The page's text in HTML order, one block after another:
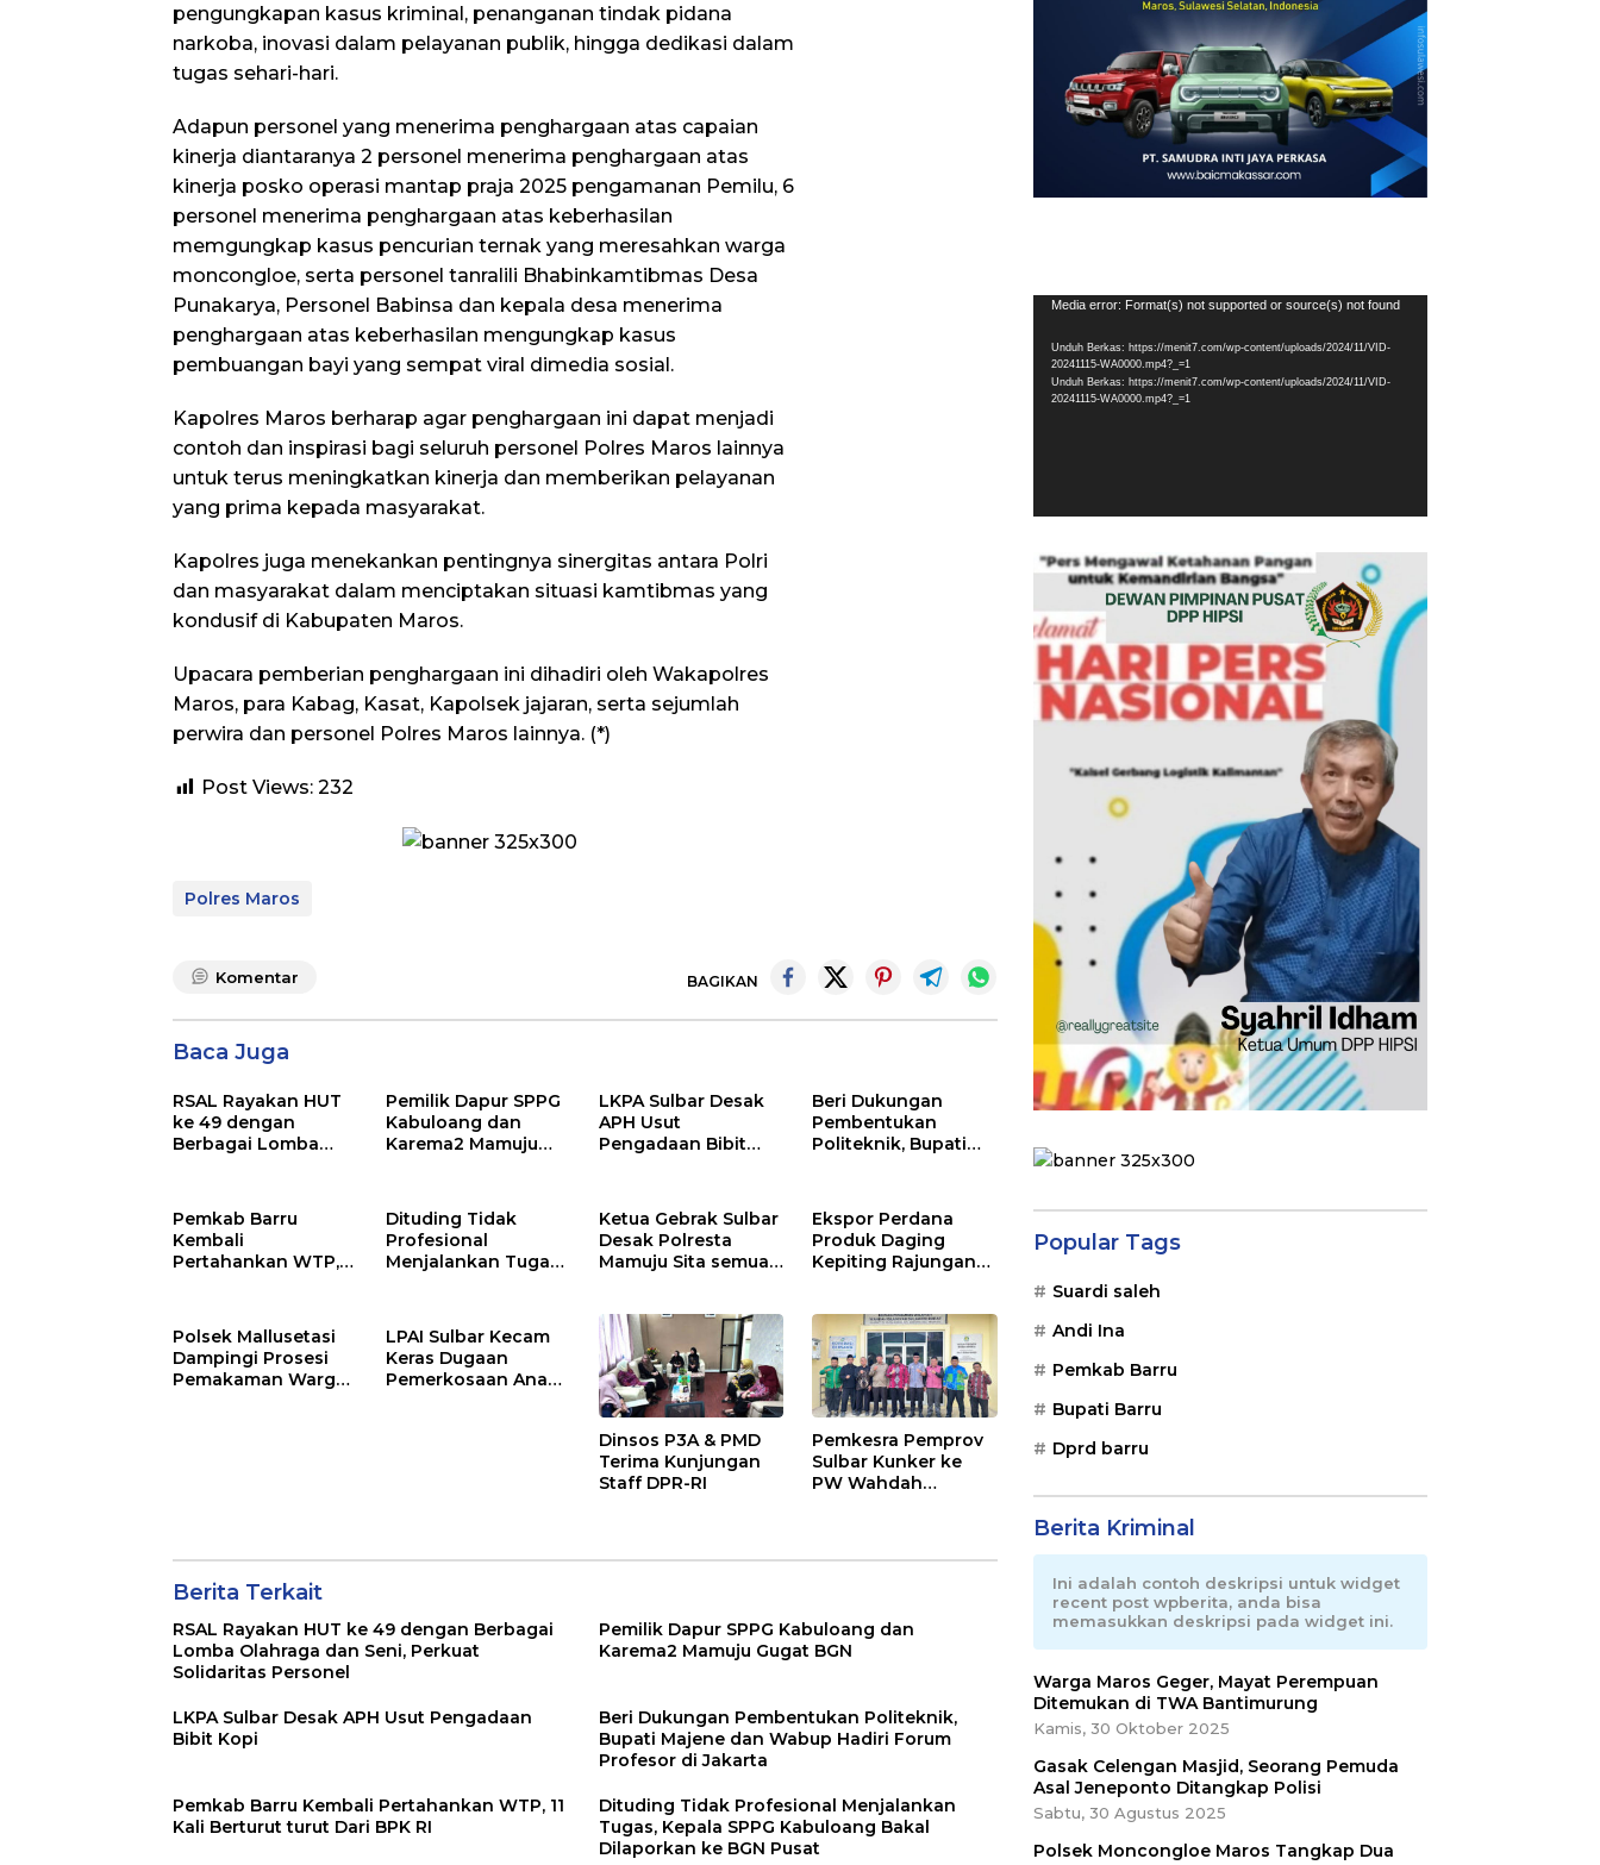
pengungkapan kasus kriminal, penanganan tindak pidana
narkoba, inovasi dalam pelayanan publik, hingga dedikasi dalam
tugas sehari-hari.
Adapun personel yang menerima penghargaan atas capaian
kinerja diantaranya 2 personel menerima penghargaan atas
kinerja posko operasi mantap praja 2025 pengamanan Pemilu, 6
personel menerima penghargaan atas keberhasilan
memgungkap kasus pencurian ternak yang meresahkan warga
moncongloe, serta personel tanralili Bhabinkamtibmas Desa
Punakarya, Personel Babinsa dan kepala desa menerima
penghargaan atas keberhasilan mengungkap kasus
pembuangan bayi yang sempat viral dimedia sosial.
Kapolres Maros berharap agar penghargaan ini dapat menjadi
contoh dan inspirasi bagi seluruh personel Polres Maros lainnya
untuk terus meningkatkan kinerja dan memberikan pelayanan
yang prima kepada masyarakat.
Kapolres juga menekankan pentingnya sinergitas antara Polri
dan masyarakat dalam menciptakan situasi kamtibmas yang
kondusif di Kabupaten Maros.
Upacara pemberian penghargaan ini dihadiri oleh Wakapolres
Maros, para Kabag, Kasat, Kapolsek jajaran, serta sejumlah
perwira dan personel Polres Maros lainnya. (*)
Post Views: 232
Polres Maros
Komentar BAGIKAN
Baca Juga
RSAL Rayakan HUT
ke 49 dengan
Berbagai Lomba
Personel
Pemilik Dapur SPPG
Kabuloang dan
Karema2 Mamuju
LKPA Sulbar Desak
APH Usut
Pengadaan Bibit
Beri Dukungan
Pembentukan
Politeknik, Bupati
Profesor di Jakarta
Pemkab Barru
Kembali
Pertahankan WTP,
Dituding Tidak
Profesional
Menjalankan Tugas,
Dilaporkan ke BGN
Pusat
Ketua Gebrak Sulbar
Desak Polresta
Mamuju Sita semua
TPPU
Ekspor Perdana
Produk Daging
Kepiting Rajungan
Menuju Pasar
ASEAN,
Polsek Mallusetasi
Dampingi Prosesi
Pemakaman Warga
LPAI Sulbar Kecam
Keras Dugaan
Pemerkosaan Anak
Dinsos P3A & PMD
Terima Kunjungan
Staff DPR-RI
Pemkesra Pemprov
Sulbar Kunker ke
PW Wahdah
Berita Terkait
RSAL Rayakan HUT ke 49 dengan Berbagai
Lomba Olahraga dan Seni, Perkuat
Solidaritas Personel
Pemilik Dapur SPPG Kabuloang dan
Karema2 Mamuju Gugat BGN
LKPA Sulbar Desak APH Usut Pengadaan
Bibit Kopi
Beri Dukungan Pembentukan Politeknik,
Bupati Majene dan Wabup Hadiri Forum
Profesor di Jakarta
Pemkab Barru Kembali Pertahankan WTP, 11
Kali Berturut turut Dari BPK RI
Dituding Tidak Profesional Menjalankan
Tugas, Kepala SPPG Kabuloang Bakal
Dilaporkan ke BGN Pusat
Pemutar
Media error: Format(s) not supported or source(s) not found
Unduh Berkas: https://menit7.com/wp-content/uploads/2024/11/VID-
20241115-WA0000.mp4?_=1
Unduh Berkas: https://menit7.com/wp-content/uploads/2024/11/VID-
20241115-WA0000.mp4?_=1
Popular Tags
Suardi saleh
Andi Ina
Pemkab Barru
Bupati Barru
Dprd barru
Berita Kriminal
Ini adalah contoh deskripsi untuk widget
recent post wpberita, anda bisa
memasukkan deskripsi pada widget ini.
Warga Maros Geger, Mayat Perempuan
Ditemukan di TWA Bantimurung
Kamis, 30 Oktober 2025
Gasak Celengan Masjid, Seorang Pemuda
Asal Jeneponto Ditangkap Polisi
Sabtu, 30 Agustus 2025
Polsek Moncongloe Maros Tangkap Dua